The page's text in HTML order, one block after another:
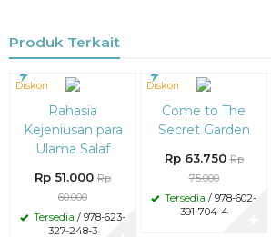
Produk Terkait
Diskon
Rahasia
Kejeniusan para
Ulama Salaf
Rp 51.000 Rp
60.000
Tersedia / 978-623-
327-248-3
Diskon
Come to The
Secret Garden
Rp 63.750 Rp
75.000
Tersedia / 978-602-
391-704-4